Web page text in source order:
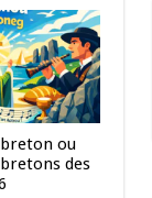
breton ou
des